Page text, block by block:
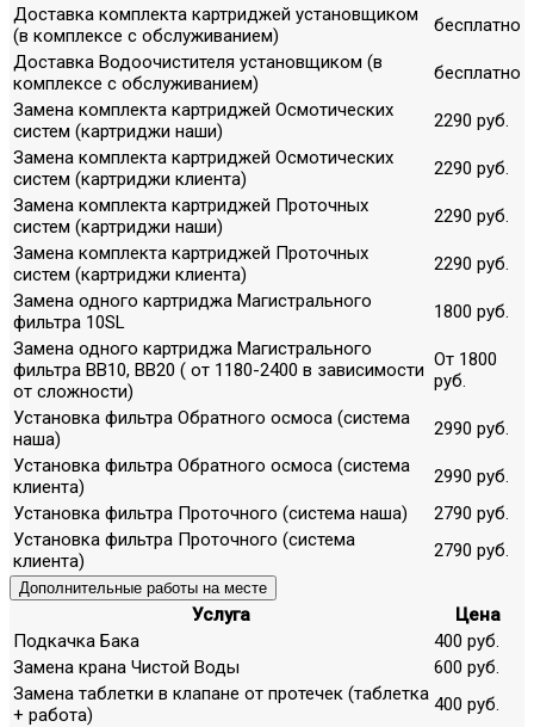
Доставка комплекта картриджей установщиком
(в комплексе с обслуживанием)
бесплатно
Доставка Водоочистителя установщиком (в
комплексе с обслуживанием)
бесплатно
Замена комплекта картриджей Осмотических
систем (картриджи наши)
2290 руб.
Замена комплекта картриджей Осмотических
систем (картриджи клиента)
2290 руб.
Замена комплекта картриджей Проточных
систем (картриджи наши)
2290 руб.
Замена комплекта картриджей Проточных
систем (картриджи клиента)
2290 руб.
Замена одного картриджа Магистрального
фильтра 10SL
1800 руб.
Замена одного картриджа Магистрального
фильтра ВВ10, ВВ20 ( от 1180-2400 в зависимости
от сложности)
От 1800
руб.
Установка фильтра Обратного осмоса (система
наша)
2990 руб.
Установка фильтра Обратного осмоса (система
клиента)
2990 руб.
Установка фильтра Проточного (система наша)
2790 руб.
Установка фильтра Проточного (система
клиента)
2790 руб.
Дополнительные работы на месте
Услуга
Цена
Подкачка Бака
400 руб.
Замена крана Чистой Воды
600 руб.
Замена таблетки в клапане от протечек (таблетка
+ работа)
400 руб.